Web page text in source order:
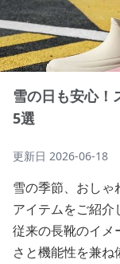
雪の日も安心！
5選
更新日 2026-06-18
雪の季節、おし
アイテムをご紹介
従来の長靴のイメ
さと機能性を兼ね